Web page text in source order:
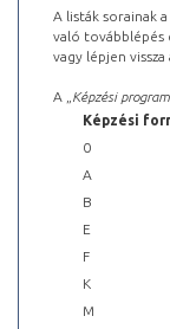
A listák sorainak
való továbblépés
vagy lépjen
A „ Képzési
Képzési
0
A
B
E
F
K
M